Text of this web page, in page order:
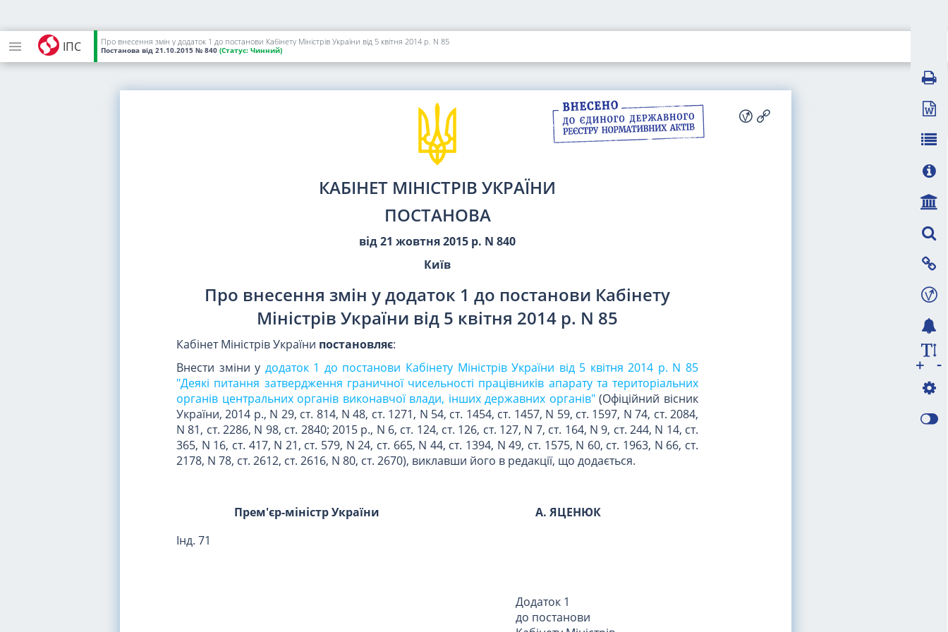
ІПС Про внесення змін у додаток 1 до постанови Кабінету Міністрів України від 5 квітня 2014 р. N 85
Постанова від 21.10.2015 № 840 (Статус: Чинний)
КАБІНЕТ МІНІСТРІВ УКРАЇНИ
ПОСТАНОВА
від 21 жовтня 2015 р. N 840
Київ
Про внесення змін у додаток 1 до постанови Кабінету
Міністрів України від 5 квітня 2014 р. N 85
Кабінет Міністрів України постановляє:
Внести зміни у додаток 1 до постанови Кабінету Міністрів України від 5 квітня 2014 р. N 85
"Деякі питання затвердження граничної чисельності працівників апарату та територіальних
органів центральних органів виконавчої влади, інших державних органів"(Офіційний вісник
України, 2014 р., N 29, ст. 814, N 48, ст. 1271, N 54, ст. 1454, ст. 1457, N 59, ст. 1597, N 74, ст. 2084,
N 81, ст. 2286, N 98, ст. 2840; 2015 р., N 6, ст. 124, ст. 126, ст. 127, N 7, ст. 164, N 9, ст. 244, N 14, ст.
365, N 16, ст. 417, N 21, ст. 579, N 24, ст. 665, N 44, ст. 1394, N 49, ст. 1575, N 60, ст. 1963, N 66, ст.
2178, N 78, ст. 2612, ст. 2616, N 80, ст. 2670), виклавши його в редакції, що додається.
Прем'єр-міністр України
А. ЯЦЕНЮК
Інд. 71
Додаток 1
до постанови
-
+